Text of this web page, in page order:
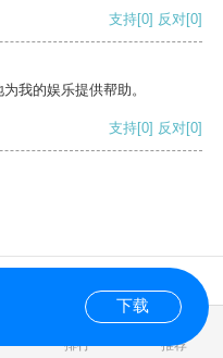
支持[0] 反对[0]
我的娱乐提供帮助。
支持[0] 反对[0]
排行 推荐
下载
0.018599s